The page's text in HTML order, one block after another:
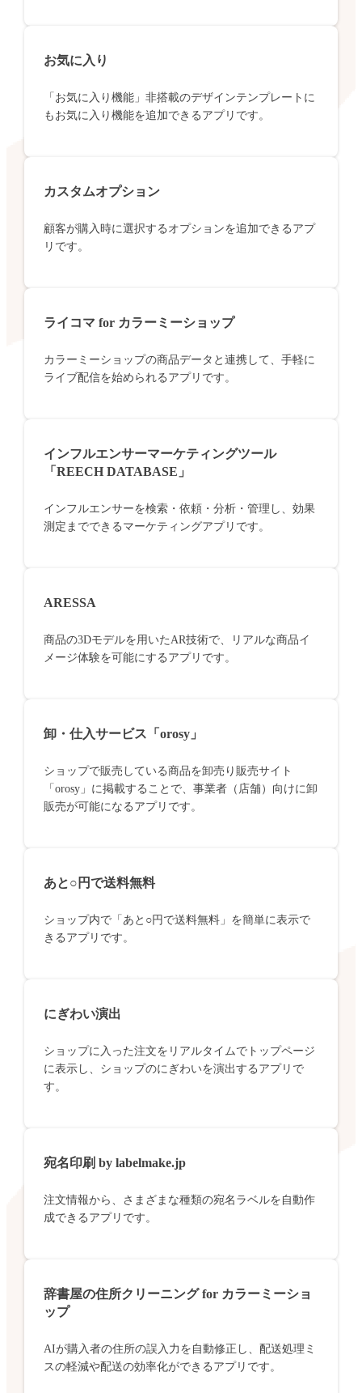
お気に入り
「お気に入り機能」非搭載のデザインテンプレートに
もお気に入り機能を追加できるアプリです。
カスタムオプション
顧客が購入時に選択するオプションを追加できるアプ
リです。
ライコマ for カラーミーショップ
カラーミーショップの商品データと連携して、手軽に
ライブ配信を始められるアプリです。
インフルエンサーマーケティングツール
「REECH DATABASE」
インフルエンサーを検索・依頼・分析・管理し、効果
測定までできるマーケティングアプリです。
ARESSA
商品の3Dモデルを用いたAR技術で、リアルな商品イ
メージ体験を可能にするアプリです。
卸・仕入サービス「orosy」
ショップで販売している商品を卸売り販売サイト
「orosy」に掲載することで、事業者（店舗）向けに卸
販売が可能になるアプリです。
あと○円で送料無料
ショップ内で「あと○円で送料無料」を簡単に表示で
きるアプリです。
にぎわい演出
ショップに入った注文をリアルタイムでトップページ
に表示し、ショップのにぎわいを演出するアプリで
す。
宛名印刷 by labelmake.jp
注文情報から、さまざまな種類の宛名ラベルを自動作
成できるアプリです。
辞書屋の住所クリーニング for カラーミーショ
ップ
AIが購入者の住所の誤入力を自動修正し、配送処理ミ
スの軽減や配送の効率化ができるアプリです。